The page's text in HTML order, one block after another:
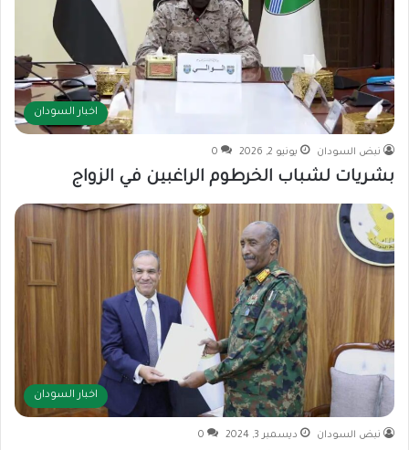
اخبار السودان
نبض السودان يونيو 2, 2026 0
بشريات لشباب الخرطوم الراغبين في الزواج
اخبار السودان
نبض السودان ديسمبر 3, 2024 0